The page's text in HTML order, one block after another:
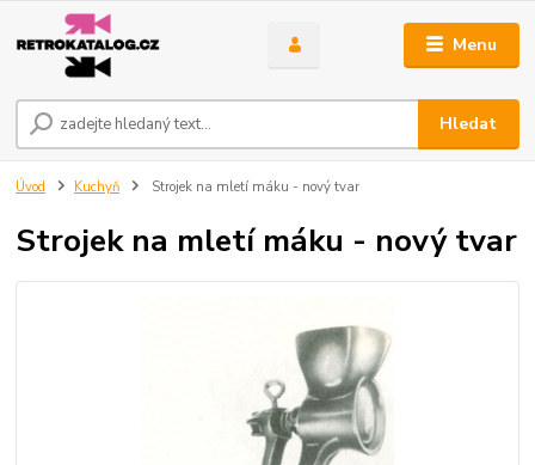
Menu
Hledat
Úvod Kuchyň Strojek na mletí máku - nový tvar
Strojek na mletí máku - nový tvar